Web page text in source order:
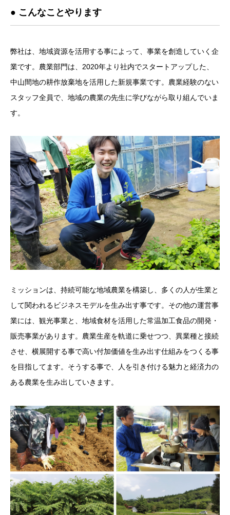
● こんなことやります
弊社は、地域資源を活用する事によって、事業を創造していく企
業です。農業部門は、2020年より社内でスタートアップした、
中山間地の耕作放棄地を活用した新規事業です。農業経験のない
スタッフ全員で、地域の農業の先生に学びながら取り組んでいま
す。
ミッションは、持続可能な地域農業を構築し、多くの人が生業と
して関われるビジネスモデルを生み出す事です。その他の運営事
業には、観光事業と、地域食材を活用した常温加工食品の開発・
販売事業があります。農業生産を軌道に乗せつつ、異業種と接続
させ、横展開する事で高い付加価値を生み出す仕組みをつくる事
を目指してます。そうする事で、人を引き付ける魅力と経済力の
ある農業を生み出していきます。